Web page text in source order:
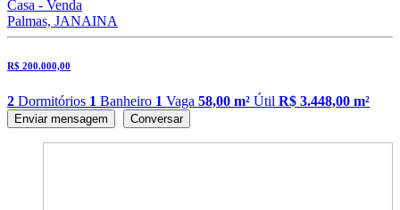
Casa - Venda
Palmas, JANAINA
R$ 200.000,00
2 Dormitórios 1 Banheiro 1 Vaga 58,00 m² Útil R$ 3.448,00 m²
Enviar mensagem Conversar